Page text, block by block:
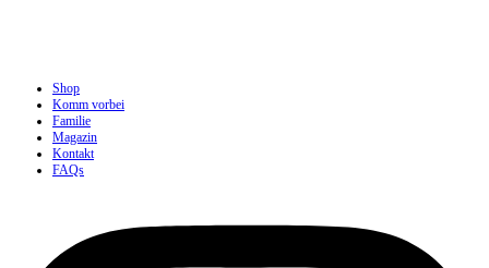
Shop
Komm vorbei
Familie
Magazin
Kontakt
FAQs